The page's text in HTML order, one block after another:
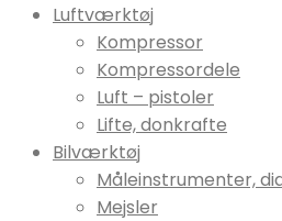
Luftværktøj
Kompressor
Kompressordele
Luft – pistoler
Lifte, donkrafte
Bilværktøj
Måleinstrumenter,
Mejsler